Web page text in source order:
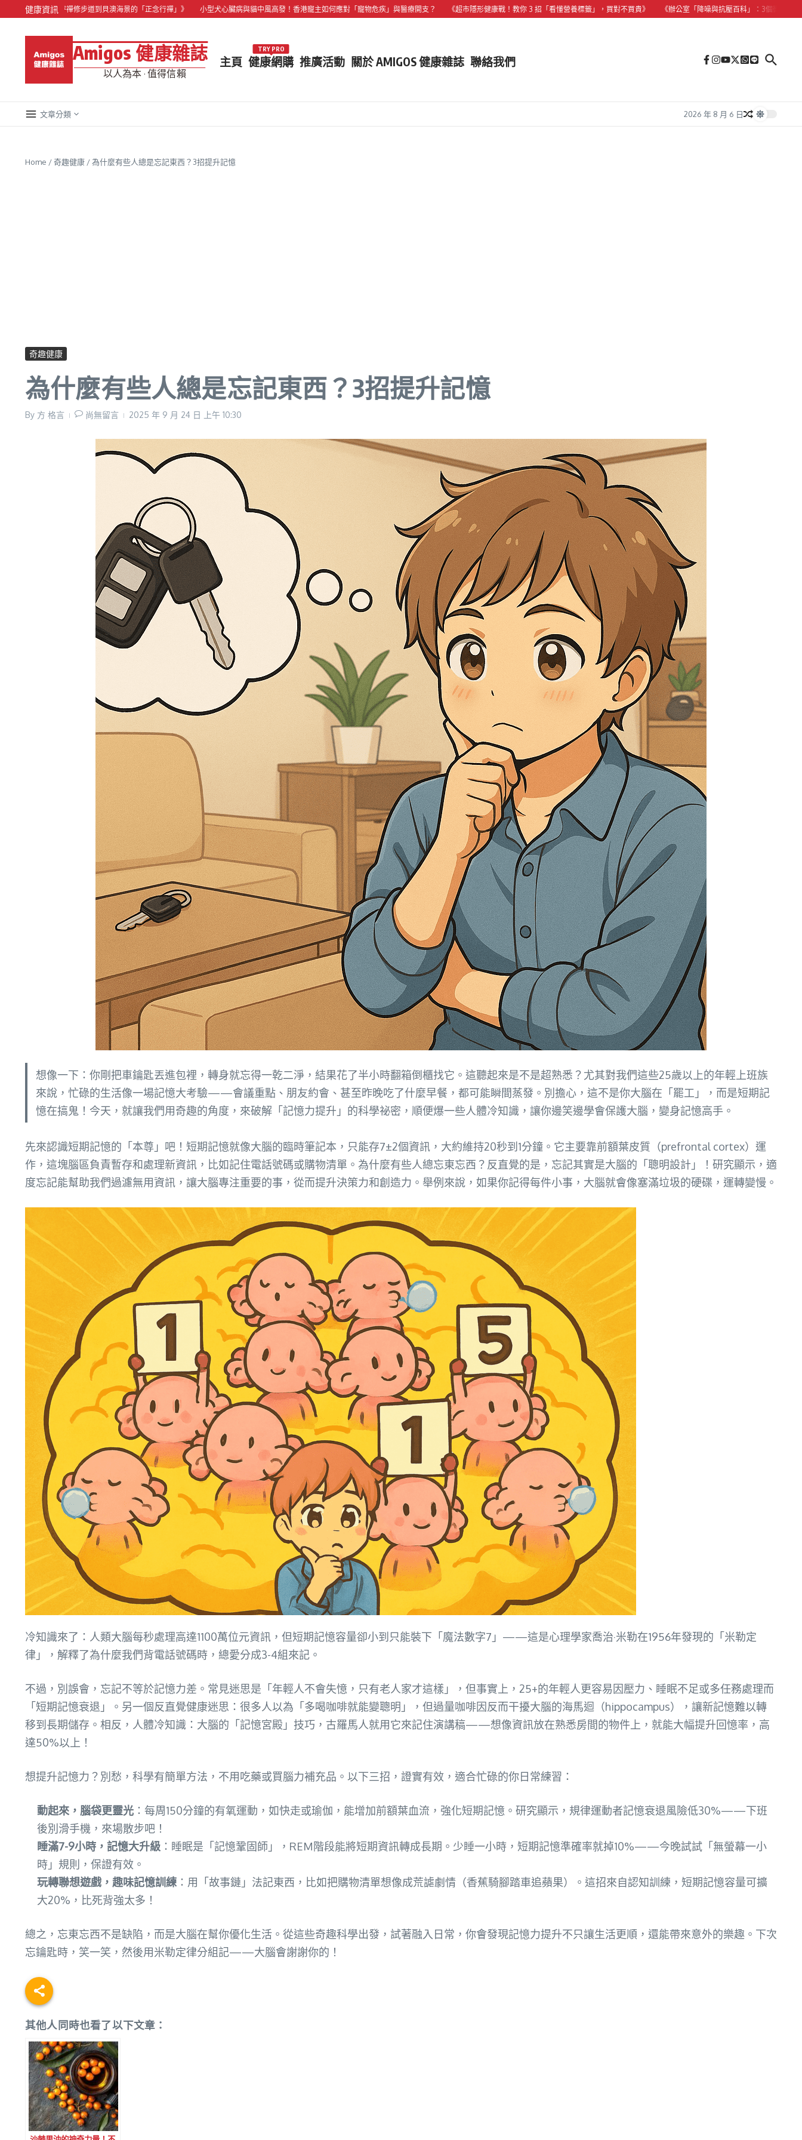
Skip to content
健康資訊
假：從昂坪禪修步道到貝澳海景的「正念行禪」》 小型犬心臟病與貓中風高發！香港寵主如何應對「寵物危疾」與醫療開支？ 《超市隱形健康戰！教你 3 招「看懂營養標籤」，買對不買貴》 《辦公室「降噪與抗壓百科」：3個微習慣，拯救香
Amigos 健康雜誌
以人為本 · 值得信賴
主頁 健康網購
TRY PRO
推廣活動 關於 AMIGOS 健康雜誌 聯絡我們
文章分類 2026 年 8 月 6 日
Home /奇趣健康 /為什麼有些人總是忘記東西？3招提升記憶
奇趣健康
為什麼有些人總是忘記東西？3招提升記憶
By 方 格言 尚無留言 2025 年 9 月 24 日 上午 10:30
想像一下：你剛把車鑰匙丟進包裡，轉身就忘得一乾二淨，結果花了半小時翻箱倒櫃找它。這聽起來是不是超熟悉？尤其對我們這些25歲以上的年輕上班族
來說，忙碌的生活像一場記憶大考驗——會議重點、朋友約會、甚至昨晚吃了什麼早餐，都可能瞬間蒸發。別擔心，這不是你大腦在「罷工」，而是短期記
憶在搞鬼！今天，就讓我們用奇趣的角度，來破解「記憶力提升」的科學祕密，順便爆一些人體冷知識，讓你邊笑邊學會保護大腦，變身記憶高手。
先來認識短期記憶的「本尊」吧！短期記憶就像大腦的臨時筆記本，只能存7±2個資訊，大約維持20秒到1分鐘。它主要靠前額葉皮質（prefrontal cortex）運
作，這塊腦區負責暫存和處理新資訊，比如記住電話號碼或購物清單。為什麼有些人總忘東忘西？反直覺的是，忘記其實是大腦的「聰明設計」！研究顯示，適
度忘記能幫助我們過濾無用資訊，讓大腦專注重要的事，從而提升決策力和創造力。舉例來說，如果你記得每件小事，大腦就會像塞滿垃圾的硬碟，運轉變慢。
冷知識來了：人類大腦每秒處理高達1100萬位元資訊，但短期記憶容量卻小到只能裝下「魔法數字7」——這是心理學家喬治·米勒在1956年發現的「米勒定
律」，解釋了為什麼我們背電話號碼時，總愛分成3-4組來記。
不過，別誤會，忘記不等於記憶力差。常見迷思是「年輕人不會失憶，只有老人家才這樣」，但事實上，25+的年輕人更容易因壓力、睡眠不足或多任務處理而
「短期記憶衰退」。另一個反直覺健康迷思：很多人以為「多喝咖啡就能變聰明」，但過量咖啡因反而干擾大腦的海馬迴（hippocampus），讓新記憶難以轉
移到長期儲存。相反，人體冷知識：大腦的「記憶宮殿」技巧，古羅馬人就用它來記住演講稿——想像資訊放在熟悉房間的物件上，就能大幅提升回憶率，高
達50%以上！
想提升記憶力？別愁，科學有簡單方法，不用吃藥或買腦力補充品。以下三招，證實有效，適合忙碌的你日常練習：
動起來，腦袋更靈光 ：每周150分鐘的有氧運動，如快走或瑜伽，能增加前額葉血流，強化短期記憶。研究顯示，規律運動者記憶衰退風險低30%——下班
後別滑手機，來場散步吧！
睡滿7-9小時，記憶大升級 ：睡眠是「記憶鞏固師」，REM階段能將短期資訊轉成長期。少睡一小時，短期記憶準確率就掉10%——今晚試試「無螢幕一小
時」規則，保證有效。
玩轉聯想遊戲，趣味記憶訓練 ：用「故事鏈」法記東西，比如把購物清單想像成荒謔劇情（香蕉騎腳踏車追蘋果）。這招來自認知訓練，短期記憶容量可擴
大20%，比死背強太多！
總之，忘東忘西不是缺陷，而是大腦在幫你優化生活。從這些奇趣科學出發，試著融入日常，你會發現記憶力提升不只讓生活更順，還能帶來意外的樂趣。下次
忘鑰匙時，笑一笑，然後用米勒定律分組記——大腦會謝謝你的！
其他人同時也看了以下文章：